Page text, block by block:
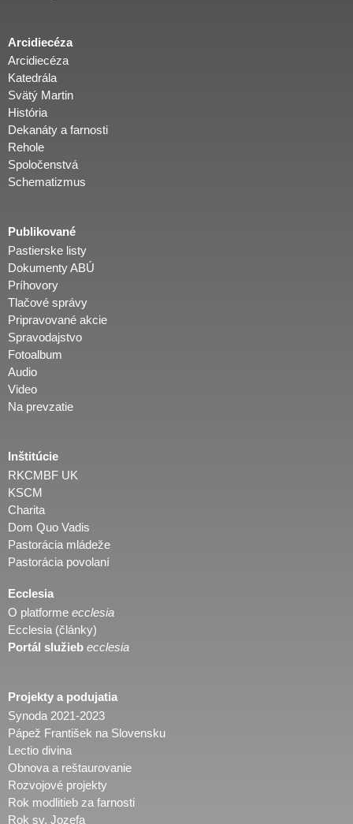
Arcidiecéza
Arcidiecéza
Katedrála
Svätý Martin
História
Dekanáty a farnosti
Rehole
Spoločenstvá
Schematizmus
Publikované
Pastierske listy
Dokumenty ABÚ
Príhovory
Tlačové správy
Pripravované akcie
Spravodajstvo
Fotoalbum
Audio
Video
Na prevzatie
Inštitúcie
RKCMBF UK
KSCM
Charita
Dom Quo Vadis
Pastorácia mládeže
Pastorácia povolaní
Ecclesia
O platforme ecclesia
Ecclesia (články)
Portál služieb ecclesia
Projekty a podujatia
Synoda 2021-2023
Pápež František na Slovensku
Lectio divina
Obnova a reštaurovanie
Rozvojové projekty
Rok modlitieb za farnosti
Rok sv. Jozefa